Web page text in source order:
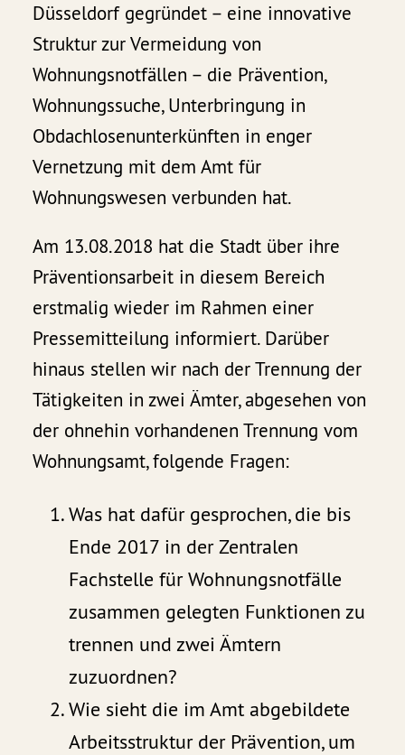
Düsseldorf gegründet – eine innovative
Struktur zur Vermeidung von
Wohnungsnotfällen – die Prävention,
Wohnungssuche, Unterbringung in
Obdachlosenunterkünften in enger
Vernetzung mit dem Amt für
Wohnungswesen verbunden hat.
Am 13.08.2018 hat die Stadt über ihre
Präventionsarbeit in diesem Bereich
erstmalig wieder im Rahmen einer
Pressemitteilung informiert. Darüber
hinaus stellen wir nach der Trennung der
Tätigkeiten in zwei Ämter, abgesehen von
der ohnehin vorhandenen Trennung vom
Wohnungsamt, folgende Fragen:
Was hat dafür gesprochen, die bis
Ende 2017 in der Zentralen
Fachstelle für Wohnungsnotfälle
zusammen gelegten Funktionen zu
trennen und zwei Ämtern
zuzuordnen?
Wie sieht die im Amt abgebildete
Arbeitsstruktur der Prävention, um